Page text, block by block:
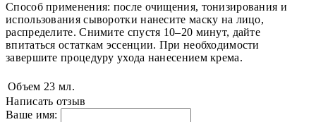
Способ применения: после очищения, тонизирования и
использования сыворотки нанесите маску на лицо,
распределите. Снимите спустя 10–20 минут, дайте
впитаться остаткам эссенции. При необходимости
завершите процедуру ухода нанесением крема.
Объем 23 мл.
Написать отзыв
Ваше имя: